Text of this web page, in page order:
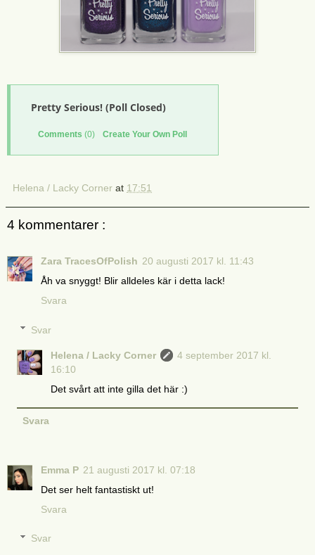
Pretty Serious! (Poll Closed)
Comments (0) Create Your Own Poll
Helena / Lacky Corner at 17:51
4 kommentarer :
Zara TracesOfPolish 20 augusti 2017 kl. 11:43
Åh va snyggt! Blir alldeles kär i detta lack!
Svara
Svar
Helena / Lacky Corner
4 september 2017 kl.
16:10
Det svårt att inte gilla det här :)
Svara
Emma P 21 augusti 2017 kl. 07:18
Det ser helt fantastiskt ut!
Svara
Svar